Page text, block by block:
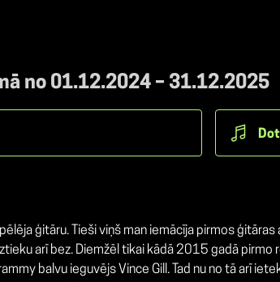
no 01.12.2024 – 31.12.2025
ģitāru. Tieši viņš man iemācīja pirmos
arī bez. Diemžēl tikai kādā 2015 gadā pirmo
balvu ieguvējs Vince Gill. Tad nu no tā arī